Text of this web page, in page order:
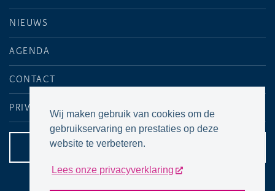
Wij maken gebruik van cookies om de
gebruikservaring en prestaties op deze
website te verbeteren.
Lees onze privacyverklaring
NIEUWS
AGENDA
CONTACT
PRIVACYVERKLARING
CONTACTPAGINA